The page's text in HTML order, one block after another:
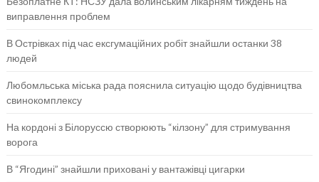
виправлення проблем
В Острівках під час ексгумаційних робіт знайшли останки 38
людей
Любомльська міська рада пояснила ситуацію щодо будівництва
свинокомплексу
На кордоні з Білоруссю створюють “кілзону” для стримування
ворога
В “Ягодині” знайшли приховані у вантажівці цигарки